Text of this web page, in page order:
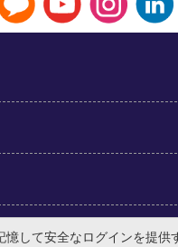
憶して安全なログインを提供